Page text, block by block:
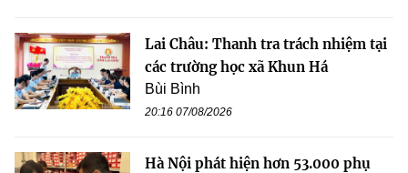
Lai Châu: Thanh tra trách nhiệm tại
các trường học xã Khun Há
Bùi Bình
20:16 07/08/2026
Hà Nội phát hiện hơn 53.000 phụ